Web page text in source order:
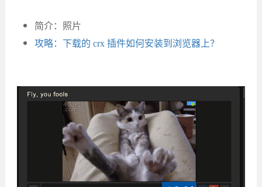
简介：照片
攻略：下载的 crx 插件如何安装到浏览器上？